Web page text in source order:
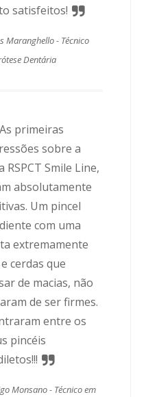
satisfeitos!
Maranghello - Técnico
Dentária
As primeiras
sobre a
RSPCT Smile Line,
absolutamente
Um pincel
com uma
extremamente
cerdas que
de macias, não
de ser firmes.
entre os
pincéis
Monsano - Técnico em